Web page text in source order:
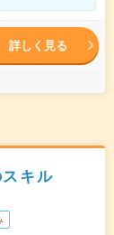
詳しく見る
キル